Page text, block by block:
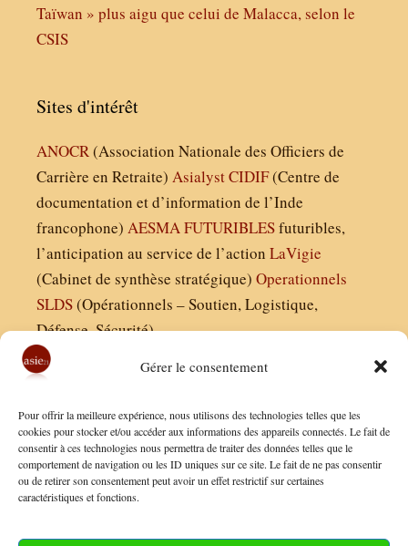
Gérer le consentement
Pour offrir la meilleure expérience, nous utilisons des technologies telles que les
cookies pour stocker et/ou accéder aux informations des appareils connectés. Le fait de
consentir à ces technologies nous permettra de traiter des données telles que le
comportement de navigation ou les ID uniques sur ce site. Le fait de ne pas consentir
ou de retirer son consentement peut avoir un effet restrictif sur certaines
caractéristiques et fonctions.
Taïwan » plus aigu que celui de Malacca, selon le
CSIS
Sites d'intérêt
ANOCR(Association Nationale des Officiers de
Carrière en Retraite) AsialystCIDIF(Centre de
documentation et d’information de l’Inde
francophone) AESMAFUTURIBLESfuturibles,
l’anticipation au service de l’action LaVigie
(Cabinet de synthèse stratégique) Operationnels
SLDS(Opérationnels – Soutien, Logistique,
Défense, Sécurité)
Finaldées EURL
Siège social : 13 avenue Boudon, 75016, Paris
Nous contacter